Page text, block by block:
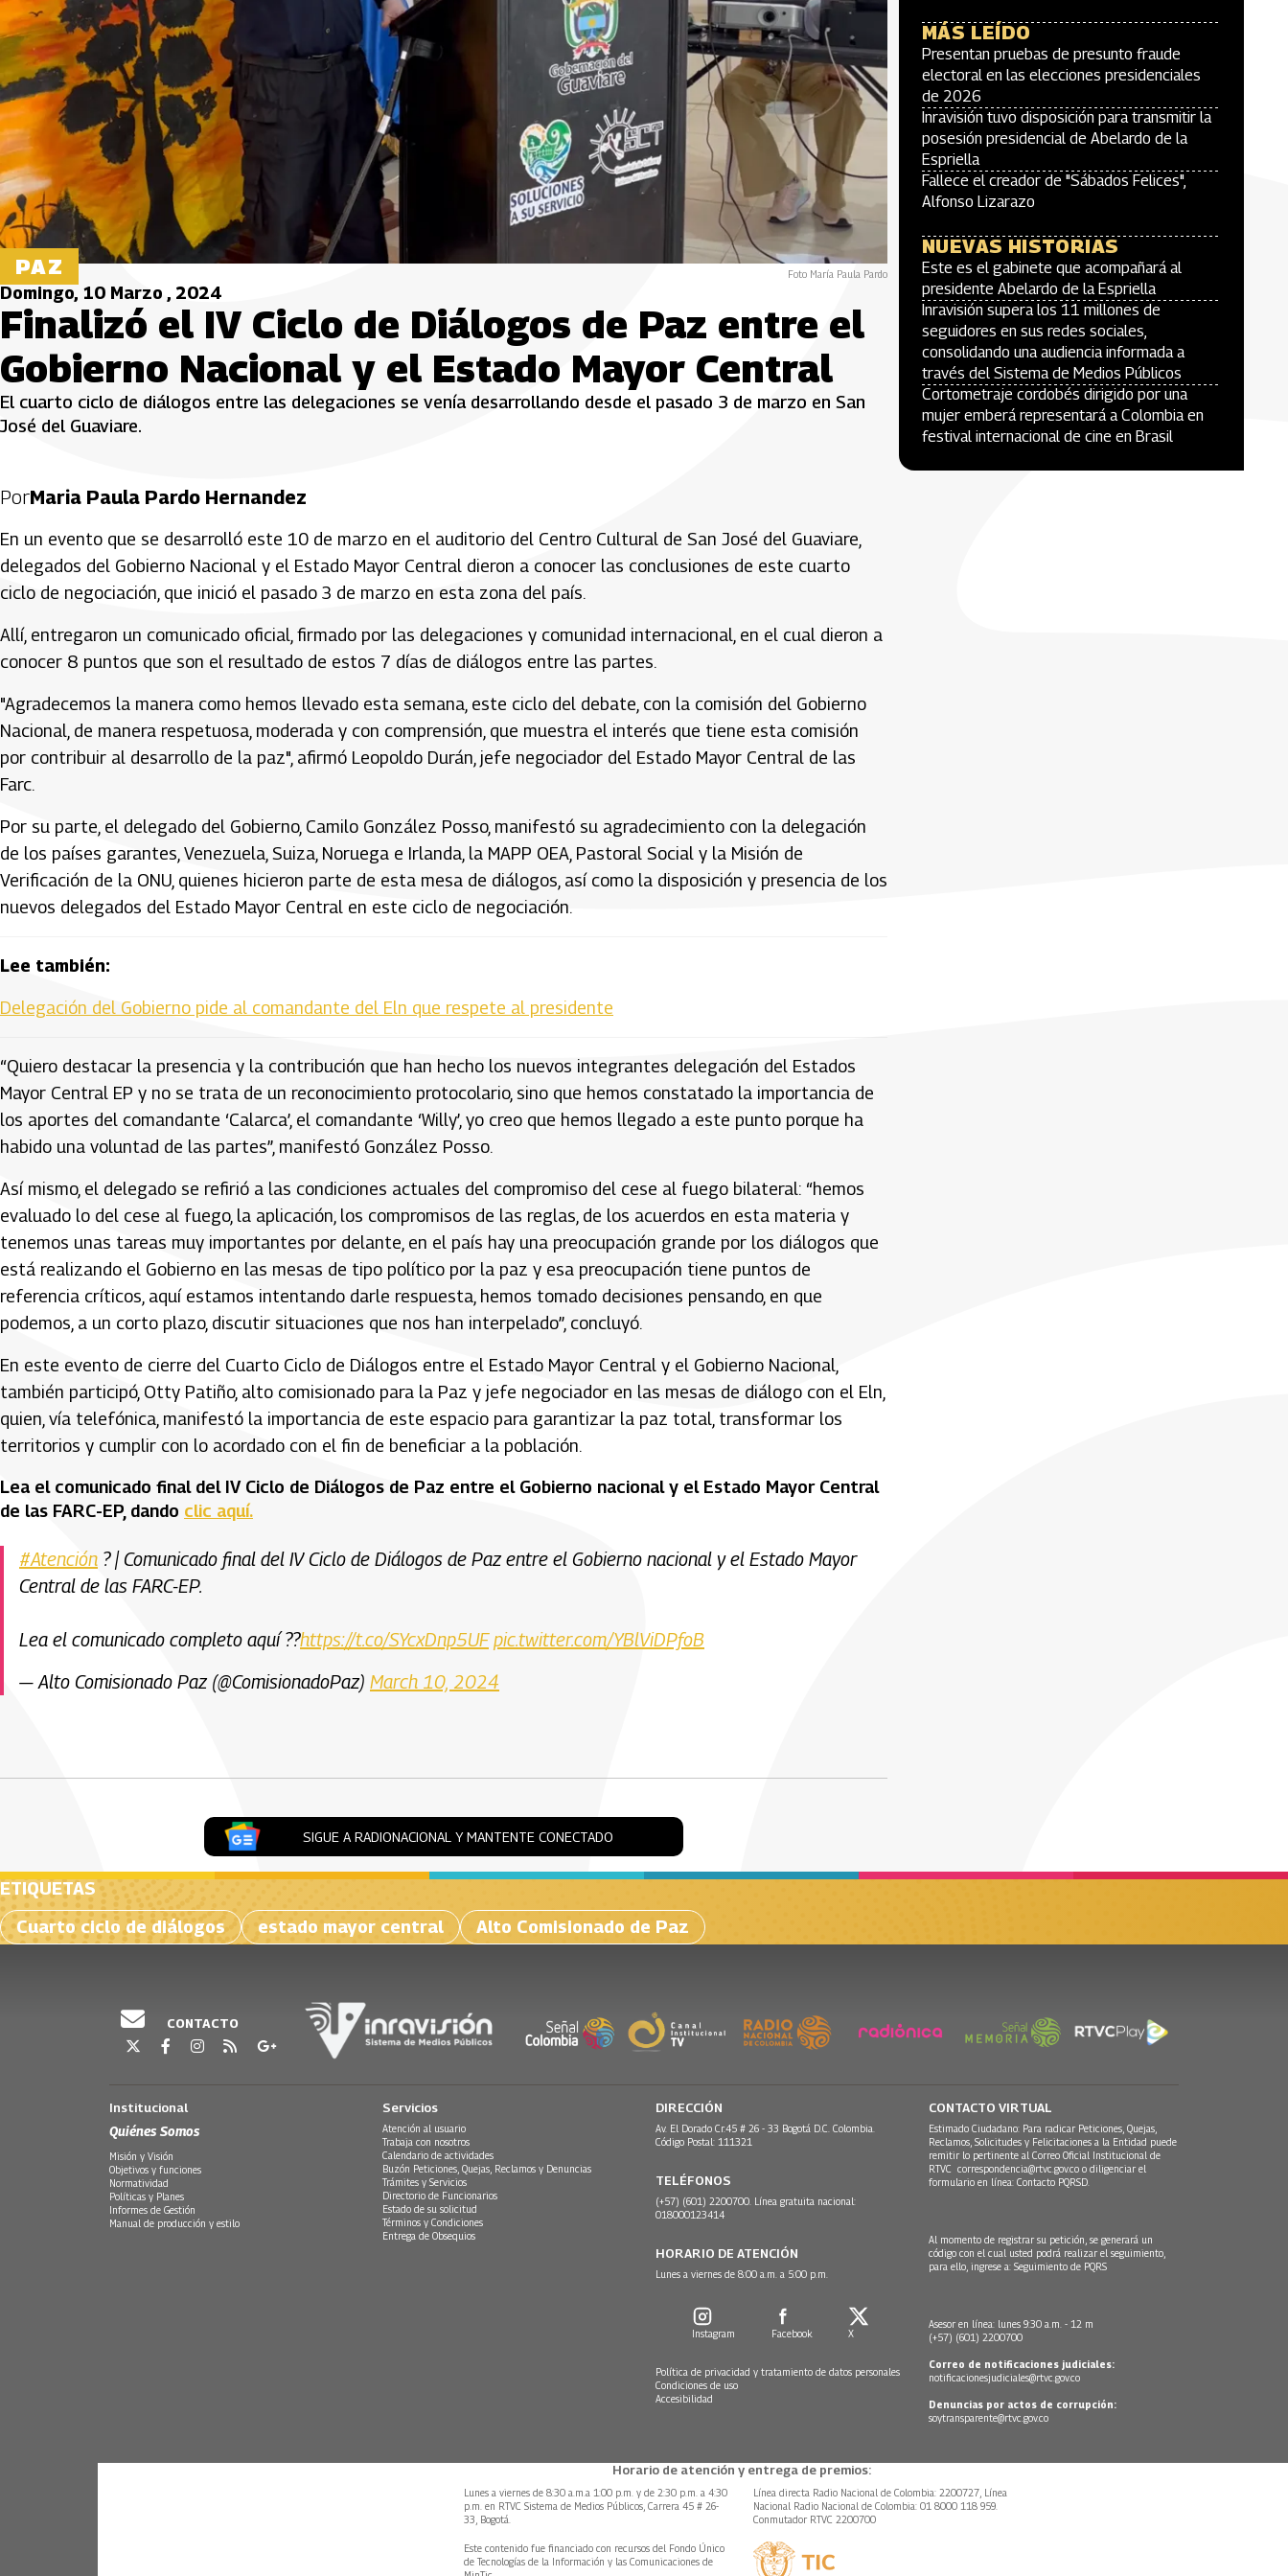
PAZ Foto María Paula Pardo
Domingo, 10 Marzo , 2024
Finalizó el IV Ciclo de Diálogos de Paz entre el
Gobierno Nacional y el Estado Mayor Central
El cuarto ciclo de diálogos entre las delegaciones se venía desarrollando desde el pasado 3 de marzo en San
José del Guaviare.
PorMaria Paula Pardo Hernandez
En un evento que se desarrolló este 10 de marzo en el auditorio del Centro Cultural de San José del Guaviare,
delegados del Gobierno Nacional y el Estado Mayor Central dieron a conocer las conclusiones de este cuarto
ciclo de negociación, que inició el pasado 3 de marzo en esta zona del país.
Allí, entregaron un comunicado oficial, firmado por las delegaciones y comunidad internacional, en el cual dieron a
conocer 8 puntos que son el resultado de estos 7 días de diálogos entre las partes.
"Agradecemos la manera como hemos llevado esta semana, este ciclo del debate, con la comisión del Gobierno
Nacional, de manera respetuosa, moderada y con comprensión, que muestra el interés que tiene esta comisión
por contribuir al desarrollo de la paz", afirmó Leopoldo Durán, jefe negociador del Estado Mayor Central de las
Farc.
Por su parte, el delegado del Gobierno, Camilo González Posso, manifestó su agradecimiento con la delegación
de los países garantes, Venezuela, Suiza, Noruega e Irlanda, la MAPP OEA, Pastoral Social y la Misión de
Verificación de la ONU, quienes hicieron parte de esta mesa de diálogos, así como la disposición y presencia de los
nuevos delegados del Estado Mayor Central en este ciclo de negociación.
Lee también:
Delegación del Gobierno pide al comandante del Eln que respete al presidente
“Quiero destacar la presencia y la contribución que han hecho los nuevos integrantes delegación del Estados
Mayor Central EP y no se trata de un reconocimiento protocolario, sino que hemos constatado la importancia de
los aportes del comandante ‘Calarca’, el comandante ‘Willy’, yo creo que hemos llegado a este punto porque ha
habido una voluntad de las partes”, manifestó González Posso.
Así mismo, el delegado se refirió a las condiciones actuales del compromiso del cese al fuego bilateral: “hemos
evaluado lo del cese al fuego, la aplicación, los compromisos de las reglas, de los acuerdos en esta materia y
tenemos unas tareas muy importantes por delante, en el país hay una preocupación grande por los diálogos que
está realizando el Gobierno en las mesas de tipo político por la paz y esa preocupación tiene puntos de
referencia críticos, aquí estamos intentando darle respuesta, hemos tomado decisiones pensando, en que
podemos, a un corto plazo, discutir situaciones que nos han interpelado”, concluyó.
En este evento de cierre del Cuarto Ciclo de Diálogos entre el Estado Mayor Central y el Gobierno Nacional,
también participó, Otty Patiño, alto comisionado para la Paz y jefe negociador en las mesas de diálogo con el Eln,
quien, vía telefónica, manifestó la importancia de este espacio para garantizar la paz total, transformar los
territorios y cumplir con lo acordado con el fin de beneficiar a la población.
Lea el comunicado final del IV Ciclo de Diálogos de Paz entre el Gobierno nacional y el Estado Mayor Central
de las FARC-EP, dando clic aquí.
#Atención ? | Comunicado final del IV Ciclo de Diálogos de Paz entre el Gobierno nacional y el Estado Mayor
Central de las FARC-EP.
Lea el comunicado completo aquí ??https://t.co/SYcxDnp5UF pic.twitter.com/YBlViDPfoB
— Alto Comisionado Paz (@ComisionadoPaz) March 10, 2024
SIGUE A RADIONACIONAL Y MANTENTE CONECTADO
MÁS LEÍDO
Presentan pruebas de presunto fraude
electoral en las elecciones presidenciales
de 2026
Inravisión tuvo disposición para transmitir la
posesión presidencial de Abelardo de la
Espriella
Fallece el creador de "Sábados Felices",
Alfonso Lizarazo
NUEVAS HISTORIAS
Este es el gabinete que acompañará al
presidente Abelardo de la Espriella
Inravisión supera los 11 millones de
seguidores en sus redes sociales,
consolidando una audiencia informada a
través del Sistema de Medios Públicos
Cortometraje cordobés dirigido por una
mujer emberá representará a Colombia en
festival internacional de cine en Brasil
ETIQUETAS
Cuarto ciclo de diálogos
estado mayor central Alto Comisionado de Paz
CONTACTO
Institucional
Quiénes Somos
Misión y Visión
Objetivos y funciones
Normatividad
Políticas y Planes
Informes de Gestión
Manual de producción y estilo
Servicios
Atención al usuario
Trabaja con nosotros
Calendario de actividades
Buzón Peticiones, Quejas, Reclamos y Denuncias
Trámites y Servicios
Directorio de Funcionarios
Estado de su solicitud
Términos y Condiciones
Entrega de Obsequios
DIRECCIÓN
Av. El Dorado Cr.45 # 26 - 33 Bogotá D.C. Colombia.
Código Postal: 111321
TELÉFONOS
(+57) (601) 2200700. Línea gratuita nacional:
018000123414
HORARIO DE ATENCIÓN
Lunes a viernes de 8:00 a.m. a 5:00 p.m.
Instagram Facebook X
Política de privacidad y tratamiento de datos personales
Condiciones de uso
Accesibilidad
CONTACTO VIRTUAL
Estimado Ciudadano: Para radicar Peticiones, Quejas,
Reclamos, Solicitudes y Felicitaciones a la Entidad puede
remitir lo pertinente al Correo Oficial Institucional de
RTVC correspondencia@rtvc.gov.co o diligenciar el
formulario en línea: Contacto PQRSD.
Al momento de registrar su petición, se generará un
código con el cual usted podrá realizar el seguimiento,
para ello, ingrese a: Seguimiento de PQRS
Asesor en línea: lunes 9:30 a.m. - 12 m
(+57) (601) 2200700
Correo de notificaciones judiciales:
notificacionesjudiciales@rtvc.gov.co
Denuncias por actos de corrupción:
soytransparente@rtvc.gov.co
Horario de atención y entrega de premios:
Lunes a viernes de 8:30 a.m.a 1:00 p.m. y de 2:30 p.m. a 4:30
p.m. en RTVC Sistema de Medios Públicos, Carrera 45 # 26-
33, Bogotá.
Línea directa Radio Nacional de Colombia: 2200727, Línea
Nacional Radio Nacional de Colombia: 01 8000 118 959.
Conmutador RTVC 2200700
Este contenido fue financiado con recursos del Fondo Único
de Tecnologías de la Información y las Comunicaciones de